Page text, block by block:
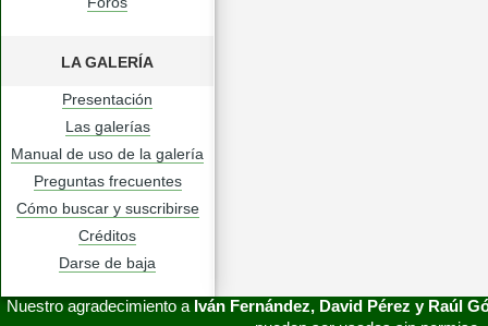
LA GALERÍA
Presentación
Las galerías
Manual de uso de la galería
Preguntas frecuentes
Cómo buscar y suscribirse
Créditos
Darse de baja
Nuestro agradecimiento a Iván Fernández, David Pérez y Raúl